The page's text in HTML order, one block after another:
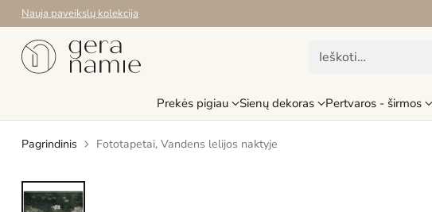
Ieškoti…
Prekės pigiau Sienų dekoras Pertvaros - širmos
Nauja paveikslų kolekcija
Pagrindinis Fototapetai, Vandens lelijos naktyje